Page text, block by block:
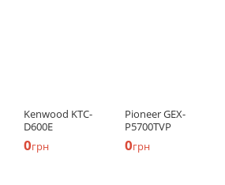
Kenwood KTC-
D600E
0грн
Pioneer GEX-
P5700TVP
0грн